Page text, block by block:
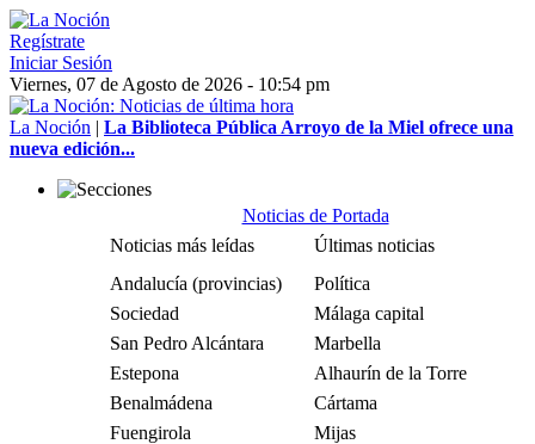
Regístrate
Iniciar Sesión
Viernes, 07 de Agosto de 2026 - 10:54 pm
La Noción | La Biblioteca Pública Arroyo de la Miel ofrece una
nueva edición...
Noticias de Portada
Noticias más leídas
Últimas noticias
Andalucía (provincias)
Política
Sociedad
Málaga capital
San Pedro Alcántara
Marbella
Estepona
Alhaurín de la Torre
Benalmádena
Cártama
Fuengirola
Mijas